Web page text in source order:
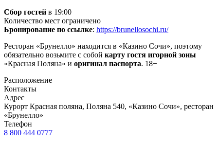
Сбор гостей в 19:00
Количество мест ограничено
Бронирование по ссылке: https://brunellosochi.ru/
Ресторан «Брунелло» находится в «Казино Сочи», поэтому
обязательно возьмите с собой карту гостя игорной зоны
«Красная Поляна» и оригинал паспорта. 18+
Расположение
Контакты
Адрес
Курорт Красная поляна, Поляна 540, «Казино Сочи», ресторан
«Брунелло»
Телефон
8 800 444 0777